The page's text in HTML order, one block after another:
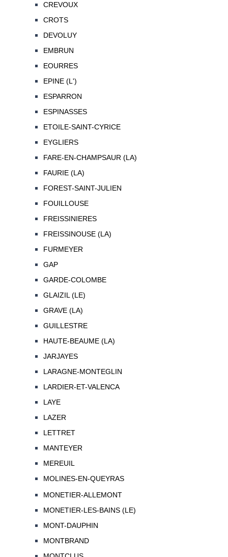
CREVOUX
CROTS
DEVOLUY
EMBRUN
EOURRES
EPINE (L')
ESPARRON
ESPINASSES
ETOILE-SAINT-CYRICE
EYGLIERS
FARE-EN-CHAMPSAUR (LA)
FAURIE (LA)
FOREST-SAINT-JULIEN
FOUILLOUSE
FREISSINIERES
FREISSINOUSE (LA)
FURMEYER
GAP
GARDE-COLOMBE
GLAIZIL (LE)
GRAVE (LA)
GUILLESTRE
HAUTE-BEAUME (LA)
JARJAYES
LARAGNE-MONTEGLIN
LARDIER-ET-VALENCA
LAYE
LAZER
LETTRET
MANTEYER
MEREUIL
MOLINES-EN-QUEYRAS
MONETIER-ALLEMONT
MONETIER-LES-BAINS (LE)
MONT-DAUPHIN
MONTBRAND